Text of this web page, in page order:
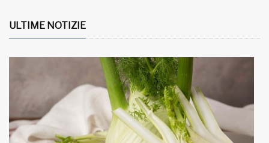
ULTIME NOTIZIE